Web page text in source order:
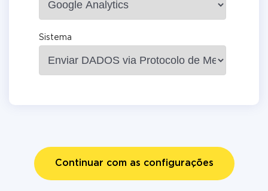
Sistema
Continuar com as configurações